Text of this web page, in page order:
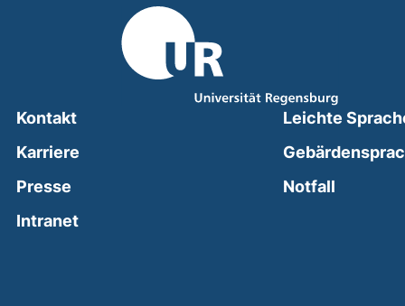
Kontakt
Karriere
Presse
Intranet(external link, opens in a new window)
Leichte
Notfall